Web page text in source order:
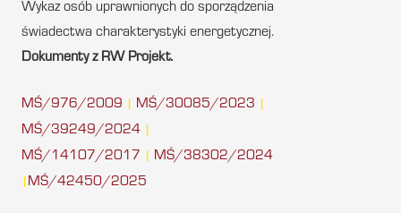
Wykaz osób uprawnionych do sporządzenia
świadectwa charakterystyki energetycznej.
Dokumenty z RW Projekt.
MŚ/976/2009 MŚ/30085/2023
MŚ/39249/2024
MŚ/14107/2017 MŚ/38302/2024
MŚ/42450/2025